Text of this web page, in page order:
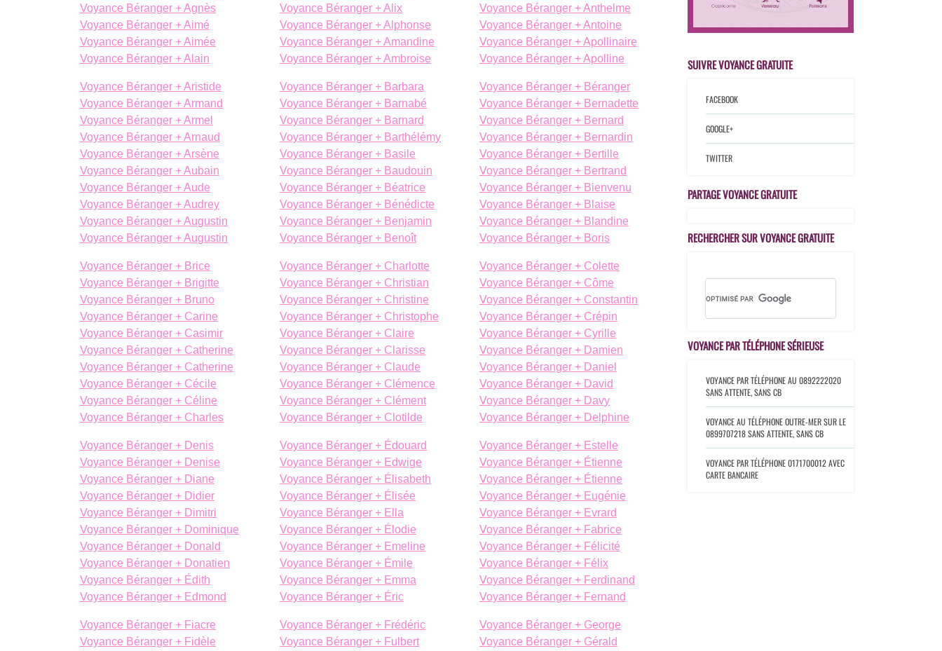
Voyance Béranger + Agnès
Voyance Béranger + Aimé
Voyance Béranger + Aimée
Voyance Béranger + Alain
Voyance Béranger + Alix
Voyance Béranger + Alphonse
Voyance Béranger + Amandine
Voyance Béranger + Ambroise
Voyance Béranger + Anthelme
Voyance Béranger + Antoine
Voyance Béranger + Apollinaire
Voyance Béranger + Apolline
Voyance Béranger + Aristide
Voyance Béranger + Armand
Voyance Béranger + Armel
Voyance Béranger + Arnaud
Voyance Béranger + Arsène
Voyance Béranger + Aubain
Voyance Béranger + Aude
Voyance Béranger + Audrey
Voyance Béranger + Augustin
Voyance Béranger + Augustin
Voyance Béranger + Barbara
Voyance Béranger + Barnabé
Voyance Béranger + Barnard
Voyance Béranger + Barthélémy
Voyance Béranger + Basile
Voyance Béranger + Baudouin
Voyance Béranger + Béatrice
Voyance Béranger + Bénédicte
Voyance Béranger + Benjamin
Voyance Béranger + Benoît
Voyance Béranger + Béranger
Voyance Béranger + Bernadette
Voyance Béranger + Bernard
Voyance Béranger + Bernardin
Voyance Béranger + Bertille
Voyance Béranger + Bertrand
Voyance Béranger + Bienvenu
Voyance Béranger + Blaise
Voyance Béranger + Blandine
Voyance Béranger + Boris
Voyance Béranger + Brice
Voyance Béranger + Brigitte
Voyance Béranger + Bruno
Voyance Béranger + Carine
Voyance Béranger + Casimir
Voyance Béranger + Catherine
Voyance Béranger + Catherine
Voyance Béranger + Cécile
Voyance Béranger + Céline
Voyance Béranger + Charles
Voyance Béranger + Charlotte
Voyance Béranger + Christian
Voyance Béranger + Christine
Voyance Béranger + Christophe
Voyance Béranger + Claire
Voyance Béranger + Clarisse
Voyance Béranger + Claude
Voyance Béranger + Clémence
Voyance Béranger + Clément
Voyance Béranger + Clotilde
Voyance Béranger + Colette
Voyance Béranger + Côme
Voyance Béranger + Constantin
Voyance Béranger + Crépin
Voyance Béranger + Cyrille
Voyance Béranger + Damien
Voyance Béranger + Daniel
Voyance Béranger + David
Voyance Béranger + Davy
Voyance Béranger + Delphine
Voyance Béranger + Denis
Voyance Béranger + Denise
Voyance Béranger + Diane
Voyance Béranger + Didier
Voyance Béranger + Dimitri
Voyance Béranger + Dominique
Voyance Béranger + Donald
Voyance Béranger + Donatien
Voyance Béranger + Édith
Voyance Béranger + Edmond
Voyance Béranger + Édouard
Voyance Béranger + Edwige
Voyance Béranger + Élisabeth
Voyance Béranger + Élisée
Voyance Béranger + Ella
Voyance Béranger + Élodie
Voyance Béranger + Emeline
Voyance Béranger + Émile
Voyance Béranger + Emma
Voyance Béranger + Éric
Voyance Béranger + Estelle
Voyance Béranger + Étienne
Voyance Béranger + Étienne
Voyance Béranger + Eugénie
Voyance Béranger + Evrard
Voyance Béranger + Fabrice
Voyance Béranger + Félicité
Voyance Béranger + Félix
Voyance Béranger + Ferdinand
Voyance Béranger + Fernand
Voyance Béranger + Fiacre
Voyance Béranger + Fidèle
Voyance Béranger + Frédéric
Voyance Béranger + Fulbert
Voyance Béranger + George
Voyance Béranger + Gérald
SUIVRE VOYANCE GRATUITE
FACEBOOK
GOOGLE+
TWITTER
PARTAGE VOYANCE GRATUITE
RECHERCHER SUR VOYANCE GRATUITE
VOYANCE PAR TÉLÉPHONE SÉRIEUSE
VOYANCE PAR TÉLÉPHONE AU 0892222020
SANS ATTENTE, SANS CB
VOYANCE AU TÉLÉPHONE OUTRE-MER SUR LE
0899707218SANS ATTENTE, SANS CB
VOYANCE PAR TÉLÉPHONE 0171700012AVEC
CARTE BANCAIRE